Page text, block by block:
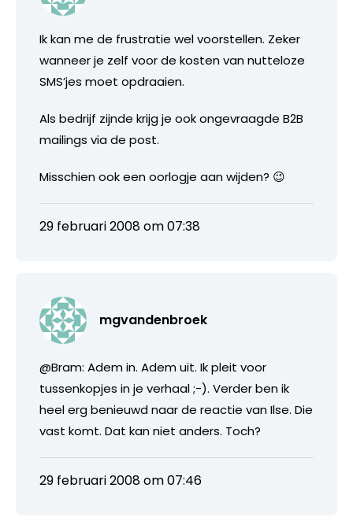
Ik kan me de frustratie wel voorstellen. Zeker
wanneer je zelf voor de kosten van nutteloze
SMS’jes moet opdraaien.
Als bedrijf zijnde krijg je ook ongevraagde B2B
mailings via de post.
Misschien ook een oorlogje aan wijden? 😉
29 februari 2008 om 07:38
mgvandenbroek
@Bram: Adem in. Adem uit. Ik pleit voor
tussenkopjes in je verhaal ;-). Verder ben ik
heel erg benieuwd naar de reactie van Ilse. Die
vast komt. Dat kan niet anders. Toch?
29 februari 2008 om 07:46